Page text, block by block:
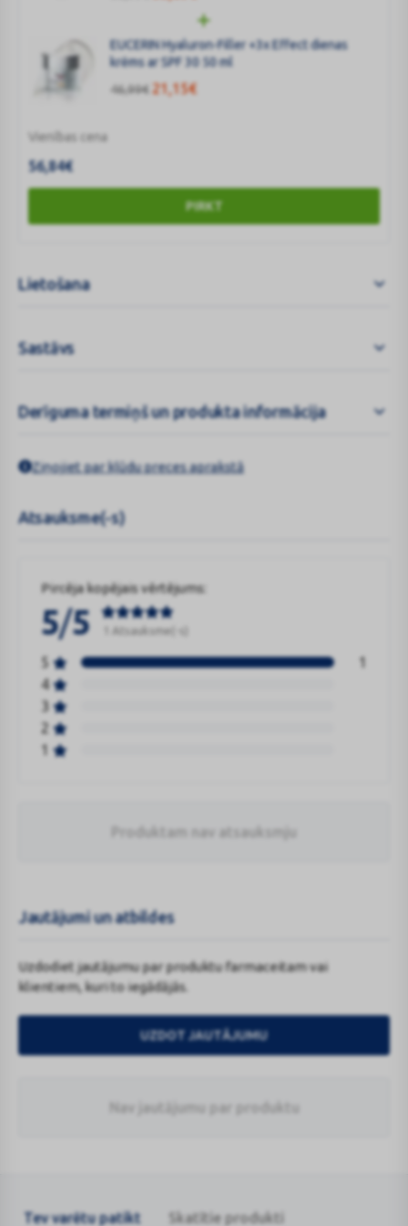
EUCERIN Hyaluron-Filler +3x Effect dienas
krēms ar SPF 30 50 ml
46,99€ 21,15€
Vienības cena
56,84€
PIRKT
Lietošana
Sastāvs
Derīguma termiņš un produkta informācija
Ziņojiet par kļūdu preces aprakstā
Atsauksme(-s)
Pircēja kopējais vērtējums:
5/5 1 Atsauksme(-s)
5
1
4
3
2
1
Produktam nav atsauksmju
Jautājumi un atbildes
Uzdodiet jautājumu par produktu farmaceitam vai
klientiem, kuri to iegādājās.
UZDOT JAUTĀJUMU
Nav jautājumu par produktu
Tev varētu patikt Skatītie produkti